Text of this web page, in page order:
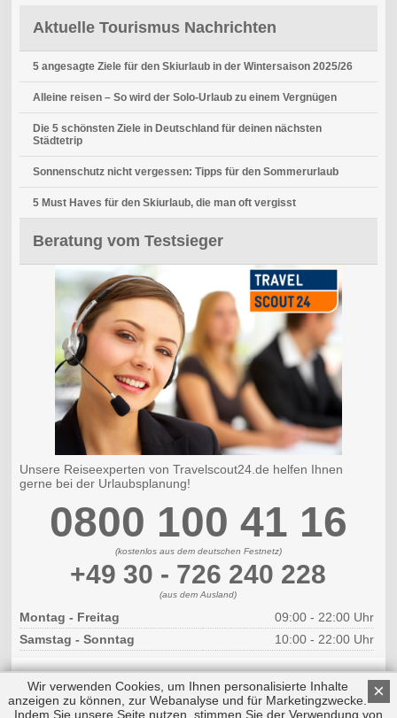
Aktuelle Tourismus Nachrichten
5 angesagte Ziele für den Skiurlaub in der Wintersaison 2025/26
Alleine reisen – So wird der Solo-Urlaub zu einem Vergnügen
Die 5 schönsten Ziele in Deutschland für deinen nächsten
Städtetrip
Sonnenschutz nicht vergessen: Tipps für den Sommerurlaub
5 Must Haves für den Skiurlaub, die man oft vergisst
Beratung vom Testsieger
Unsere Reiseexperten von Travelscout24.de helfen Ihnen
gerne bei der Urlaubsplanung!
0800 100 41 16
(kostenlos aus dem deutschen Festnetz)
+49 30 - 726 240 228
(aus dem Ausland)
Montag - Freitag
09:00 - 22:00 Uhr
Samstag - Sonntag
10:00 - 22:00 Uhr
×
Wir verwenden Cookies, um Ihnen personalisierte Inhalte
anzeigen zu können, zur Webanalyse und für Marketingzwecke.
Indem Sie unsere Seite nutzen, stimmen Sie der Verwendung von